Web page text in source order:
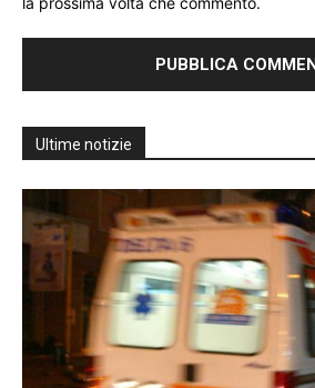
Ultime notizie